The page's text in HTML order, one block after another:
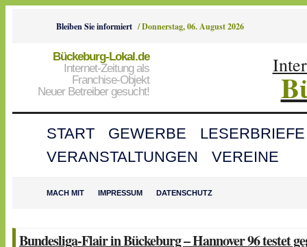
Bleiben Sie informiert /Donnerstag, 06. August 2026
Bückeburg-Lokal.de
Internet-Zeitung als
Franchise-Objekt
Neuer Betreiber gesucht!
START GEWERBE
LESERBRIEFE
VERANSTALTUNGEN
VEREINE
MACH MIT IMPRESSUM DATENSCHUTZ
Bundesliga-Flair in Bückeburg – Hannover 96 testet